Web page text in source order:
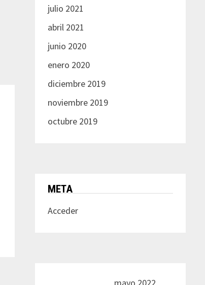
julio 2021
abril 2021
junio 2020
enero 2020
diciembre 2019
noviembre 2019
octubre 2019
META
Acceder